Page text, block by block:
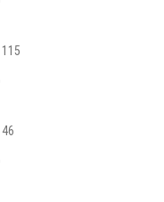
115
46